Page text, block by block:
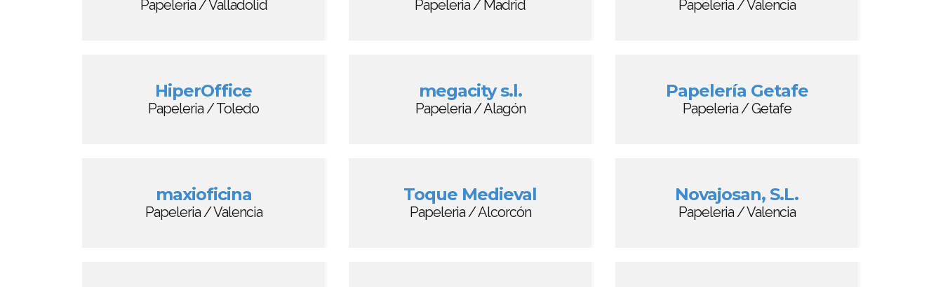
Papeleria / Valladolid Papeleria / Madrid Papeleria / Valencia
HiperOffice
Papeleria / Toledo
megacity s.l.
Papeleria / Alagón
Papelería Getafe
Papeleria / Getafe
maxioficina
Papeleria / Valencia
Toque Medieval
Papeleria / Alcorcón
Novajosan, S.L.
Papeleria / Valencia